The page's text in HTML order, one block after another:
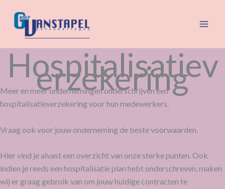
naar
Hospitalisatiev
erzekering
Meer en meer ondernemingen onderschrijven een
hospitalisatieverzekering voor hun medewerkers.
Vraag ook voor jouw onderneming de beste voorwaarden.
Hier vind je alvast een overzicht van onze sterke punten. Ook
indien je reeds een hospitalisatie plan hebt onderschreven, maken
wij er graag gebruik van om jouw huidige contracten te